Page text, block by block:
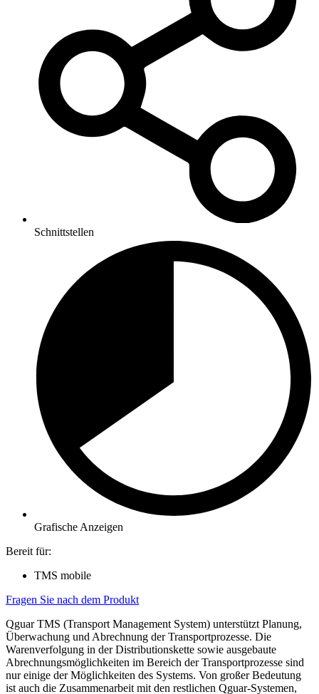
Schnittstellen
Grafische Anzeigen​
Bereit für:
TMS mobile
Fragen Sie nach dem Produkt
Qguar TMS (Transport Management System) unterstützt Planung,
Überwachung und Abrechnung der Transportprozesse. Die
Warenverfolgung in der Distributionskette sowie ausgebaute
Abrechnungsmöglichkeiten im Bereich der Transportprozesse sind
nur einige der Möglichkeiten des Systems. Von großer Bedeutung
ist auch die Zusammenarbeit mit den restlichen Qguar-Systemen,